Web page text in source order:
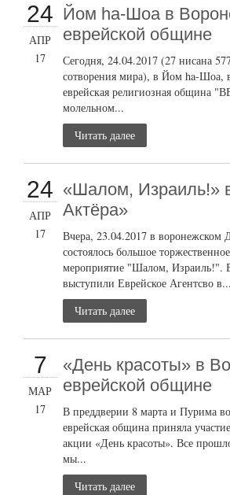
24
АПР
17
Йом ha-Шоа в
еврейской общине
Сегодня, 24.04.2017 (27 нисана
сотворения мира), в Йом ha-Шоа,
еврейская религиозная община
молельном...
Читать далее
24
АПР
17
«Шалом, Израиль!»
Актёра»
Вчера, 23.04.2017 в воронежском
состоялось большое
мероприятие "Шалом, Израиль!".
выступили Еврейское Агентсво в...
Читать далее
7
МАР
17
«День красоты» в
еврейской общине
В преддверии 8 марта и Пурима
еврейская община приняла
акции «День красоты». Все
мы...
Читать далее